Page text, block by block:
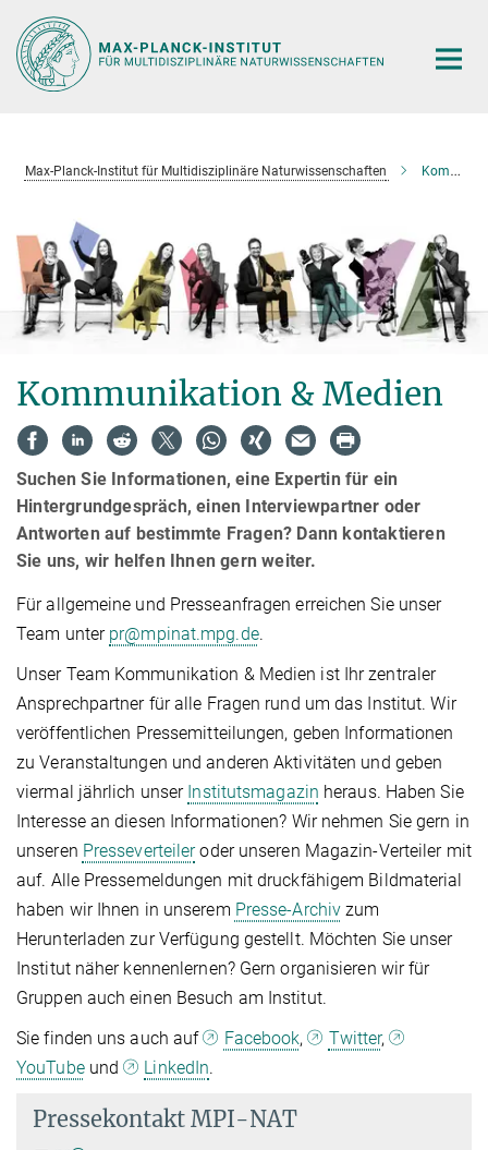
Hauptinhalt
Max-Planck-Institut für Multidisziplinäre Naturwissenschaften Kommunikation & Medien
Kommunikation & Medien
Suchen Sie Informationen, eine Expertin für ein
Hintergrundgespräch, einen Interviewpartner oder
Antworten auf bestimmte Fragen? Dann kontaktieren
Sie uns, wir helfen Ihnen gern weiter.
Für allgemeine und Presseanfragen erreichen Sie unser
Team unter pr@mpinat.mpg.de.
Unser Team Kommunikation & Medien ist Ihr zentraler
Ansprechpartner für alle Fragen rund um das Institut. Wir
veröffentlichen Pressemitteilungen, geben Informationen
zu Veranstaltungen und anderen Aktivitäten und geben
viermal jährlich unser Institutsmagazin heraus. Haben Sie
Interesse an diesen Informationen? Wir nehmen Sie gern in
unseren Presseverteileroder unseren Magazin-Verteiler mit
auf. Alle Pressemeldungen mit druckfähigem Bildmaterial
haben wir Ihnen in unserem Presse-Archiv zum
Herunterladen zur Verfügung gestellt. Möchten Sie unser
Institut näher kennenlernen? Gern organisieren wir für
Gruppen auch einen Besuch am Institut.
Sie finden uns auch auf
Facebook, Twitter,
YouTubeund LinkedIn.
Pressekontakt MPI-NAT